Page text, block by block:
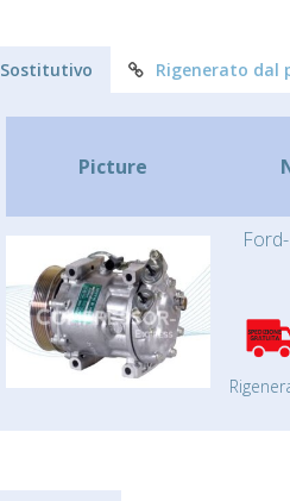
Sostitutivo Rigenerato dal
Picture